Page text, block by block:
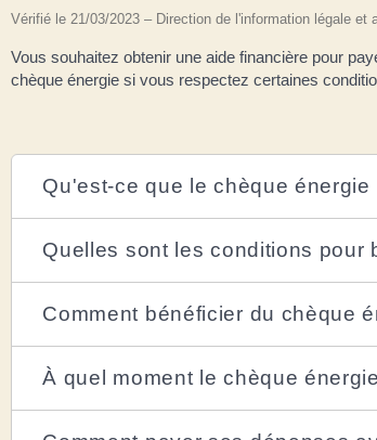
Vérifié le 21/03/2023 – Direction de l'information légale et
Vous souhaitez obtenir une aide financière pour
chèque énergie si vous respectez certaines
Qu'est-ce que le chèque énergie
Quelles sont les conditions pour
Comment bénéficier du chèque
À quel moment le chèque